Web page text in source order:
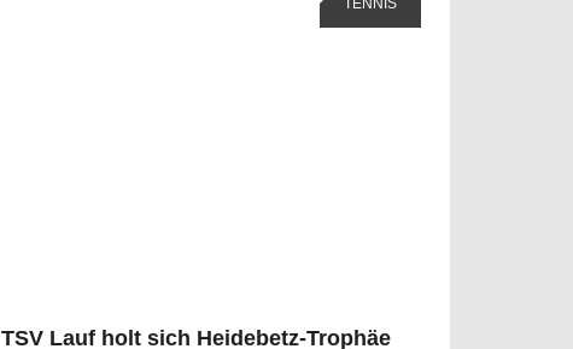
TENNIS
TSV Lauf holt sich Heidebetz-Trophäe